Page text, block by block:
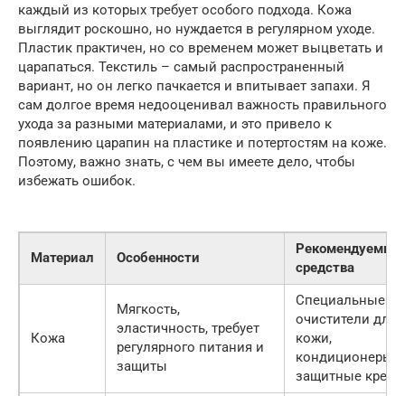
каждый из которых требует особого подхода. Кожа
выглядит роскошно, но нуждается в регулярном уходе.
Пластик практичен, но со временем может выцветать и
царапаться. Текстиль – самый распространенный
вариант, но он легко пачкается и впитывает запахи. Я
сам долгое время недооценивал важность правильного
ухода за разными материалами, и это привело к
появлению царапин на пластике и потертостям на коже.
Поэтому, важно знать, с чем вы имеете дело, чтобы
избежать ошибок.
Материал Особенности
Рекомендуемые
средства
Кожа
Мягкость,
эластичность, требует
регулярного питания и
защиты
Специальные
очистители для
кожи,
кондиционеры,
защитные